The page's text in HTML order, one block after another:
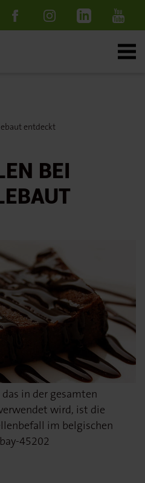
entdeckt
BEI
in der gesamten
wird, ist die
im belgischen
45202